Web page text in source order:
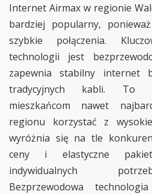
Internet Airmax w regionie
bardziej popularny,
szybkie połączenia.
technologii jest
zapewnia stabilny internet
tradycyjnych kabli. To
mieszkańcom nawet
regionu korzystać z
wyróżnia się na tle
ceny i elastyczne
indywidualnych
Bezprzewodowa